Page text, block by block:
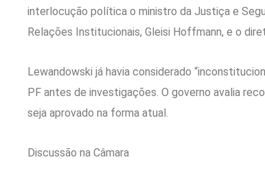
interlocução política o ministro da Justiça e
Relações Institucionais, Gleisi Hoffmann, e o
Lewandowski já havia considerado
PF antes de investigações. O governo avalia
seja aprovado na forma atual.
Discussão na Câmara